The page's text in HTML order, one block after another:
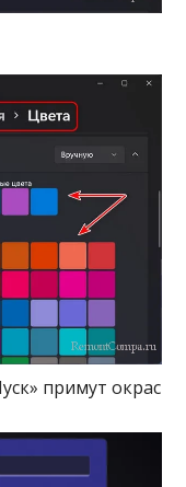
примут окрас